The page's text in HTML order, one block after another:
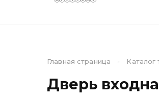
Каталог
Кирпич и керамика
Главная страница - Каталог
Дверь